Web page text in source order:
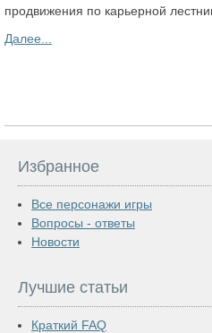
продвижения по карьерной
Далее...
Избранное
Все персонажи игры
Вопросы - ответы
Новости
Лучшие статьи
Краткий FAQ